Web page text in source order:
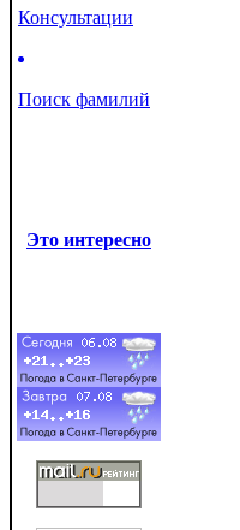
Консультации
Поиск фамилий
Это интересно